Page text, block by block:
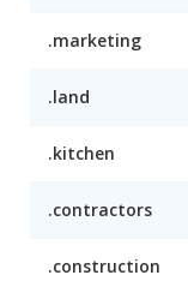
.marketing
.land
.kitchen
.contractors
.construction